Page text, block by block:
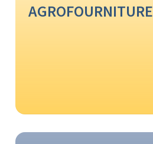
AGROFOURNITURE